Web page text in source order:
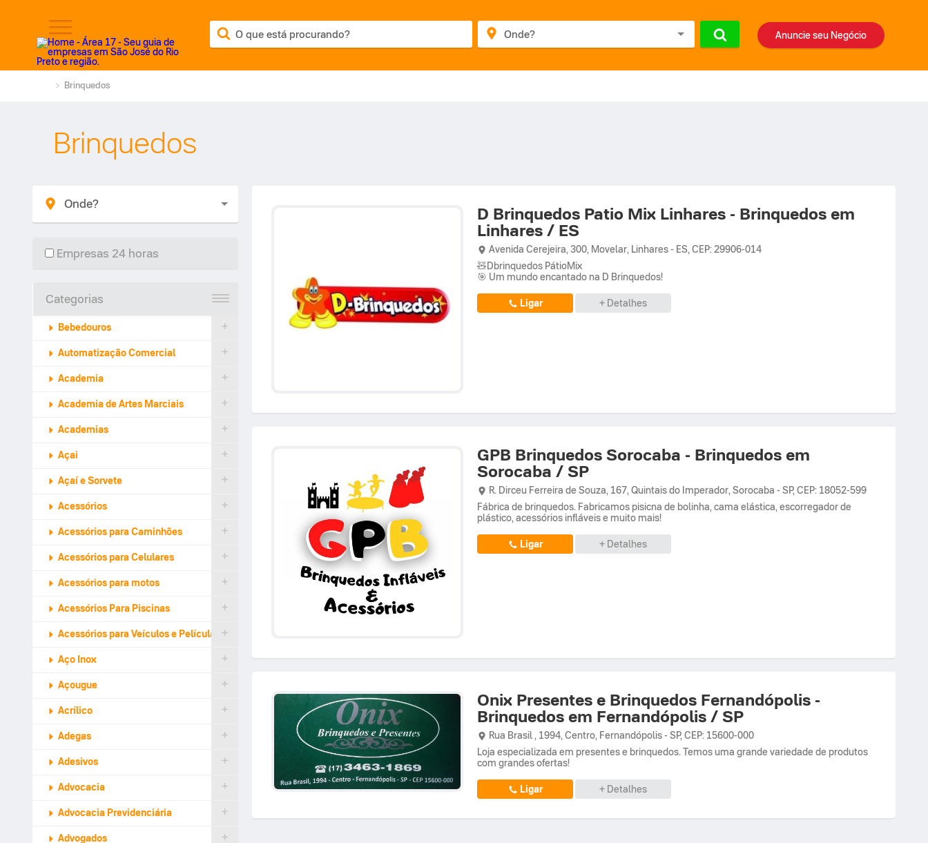
Anuncie seu Negócio
Brinquedos
Brinquedos
Empresas 24 horas
Categorias
Bebedouros
Automatização Comercial
Academia
Academia de Artes Marciais
Academias
Açai
Açaí e Sorvete
Acessórios
Acessórios para Caminhões
Acessórios para Celulares
Acessórios para motos
Acessórios Para Piscinas
Acessórios para Veículos e Películas de Proteção
Aço Inox
Açougue
Acrílico
Adegas
Adesivos
Advocacia
Advocacia Previdenciária
Advogados
D Brinquedos Patio Mix Linhares - Brinquedos em
Linhares / ES
Avenida Cerejeira, 300, Movelar, Linhares- ES,CEP: 29906-014
🧸Dbrinquedos PátioMix
🎯 Um mundo encantado na D Brinquedos!
Ligar + Detalhes
GPB Brinquedos Sorocaba - Brinquedos em
Sorocaba / SP
R. Dirceu Ferreira de Souza, 167,Quintais do Imperador,Sorocaba -SP,CEP: 18052-599
Fábrica de brinquedos. Fabricamos pisicna de bolinha, cama elástica, escorregador de
plástico, acessórios infláveis e muito mais!
Ligar + Detalhes
Onix Presentes e Brinquedos Fernandópolis -
Brinquedos em Fernandópolis / SP
Rua Brasil , 1994,Centro, Fernandópolis-SP,CEP: 15600-000
Loja especializada em presentes e brinquedos. Temos uma grande variedade de produtos
com grandes ofertas!
Ligar + Detalhes